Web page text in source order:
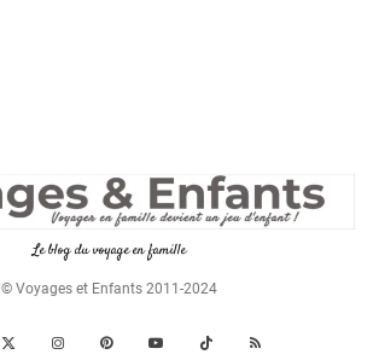
Le blog du voyage en famille
© Voyages et Enfants 2011-2024